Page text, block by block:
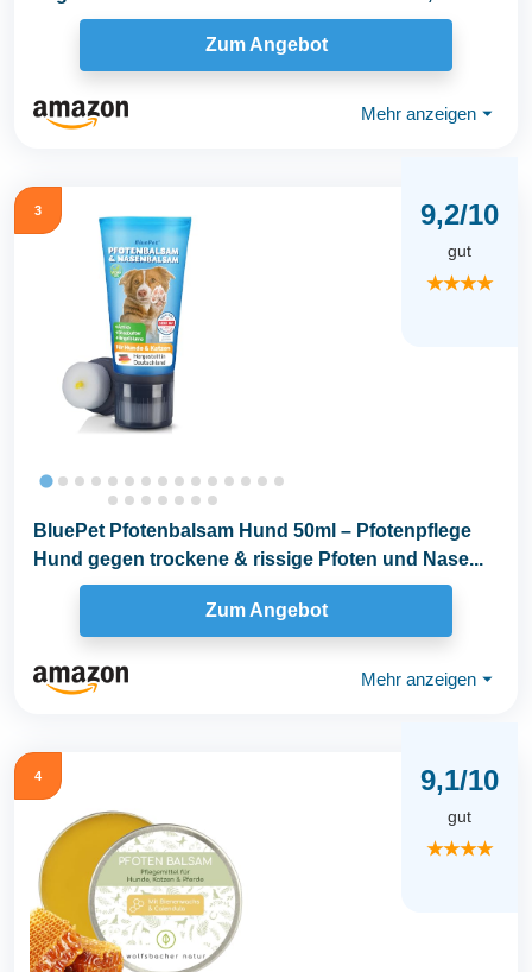
Kokosöl...
Zum Angebot
Mehr anzeigen ⏷
3 9,2/10
gut
★★★★
BluePet Pfotenbalsam Hund 50ml – Pfotenpflege
Hund gegen trockene & rissige Pfoten und Nase...
Zum Angebot
Mehr anzeigen ⏷
4 9,1/10
gut
★★★★